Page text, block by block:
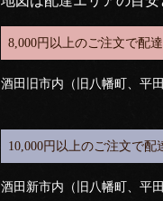
8,000円以上のご注文で配
酒田旧市内（旧八幡町、平
10,000円以上のご注文で配
酒田新市内（旧八幡町、平